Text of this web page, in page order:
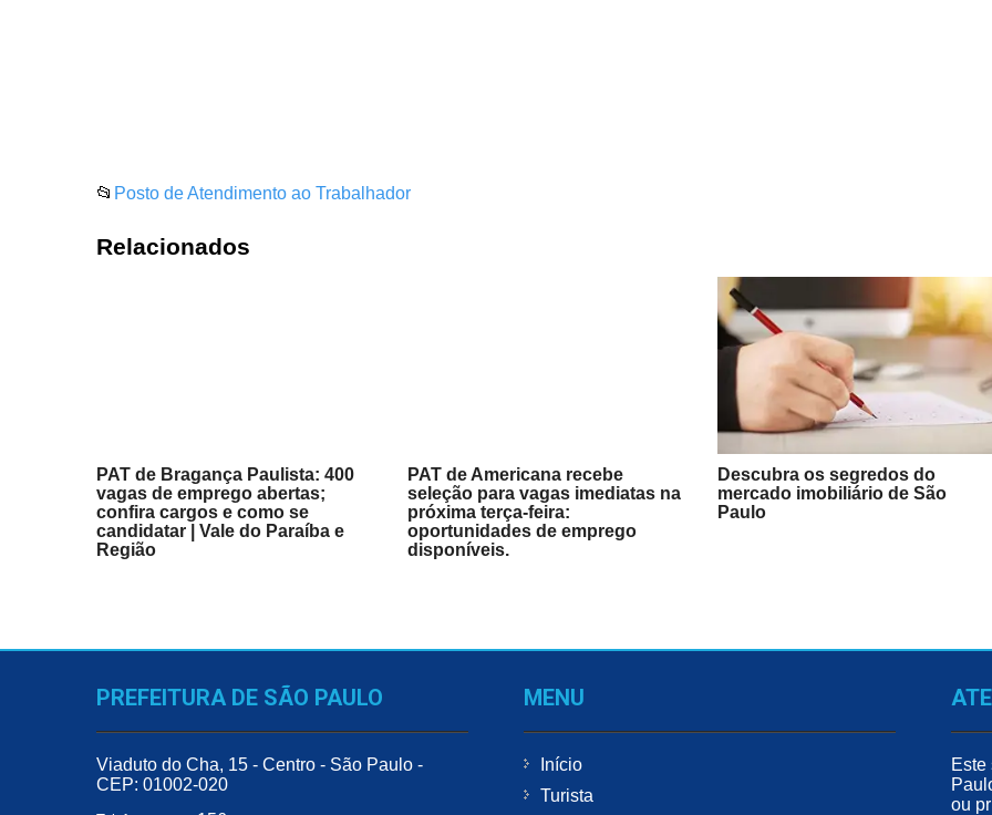
📂 Posto de Atendimento ao Trabalhador
Relacionados
PAT de Bragança Paulista: 400
vagas de emprego abertas;
confira cargos e como se
candidatar | Vale do Paraíba e
Região
PAT de Americana recebe
seleção para vagas imediatas na
próxima terça-feira:
oportunidades de emprego
disponíveis.
Descubra os segredos do
mercado imobiliário de São
Paulo
PREFEITURA DE SÃO PAULO
Viaduto do Cha, 15 - Centro - São Paulo -
CEP: 01002-020
MENU
Início
Turista
Este
ou